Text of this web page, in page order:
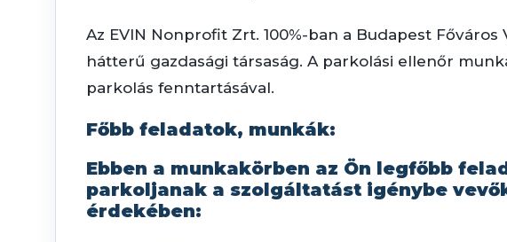
Az EVIN Nonprofit Zrt. 100%-ban a Budapest
hátterű gazdasági társaság. A parkolási ellenőr
parkolás fenntartásával.
Főbb feladatok, munkák:
Ebben a munkakörben az Ön legfőbb
parkoljanak a szolgáltatást igénybe
érdekében: